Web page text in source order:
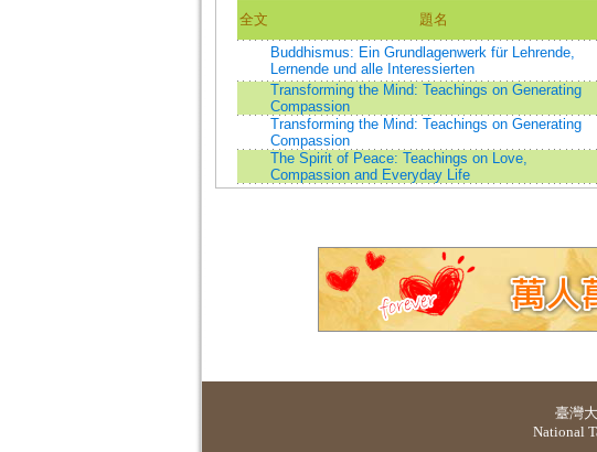
全文 題名
Buddhismus: Ein Grundlagenwerk für Lehrende,
Lernende und alle Interessierten
Transforming the Mind: Teachings on Generating
Compassion
Transforming the Mind: Teachings on Generating
Compassion
The Spirit of Peace: Teachings on Love,
Compassion and Everyday Life
臺灣
National